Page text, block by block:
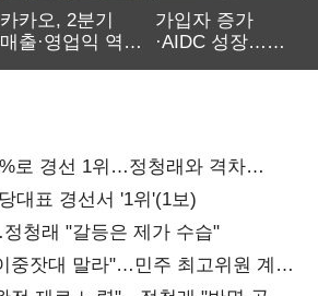
카카오, 2분기
매출·영업익 역대
가입자 증가
·AIDC 성장…
로 경선 1위…정청래와 격차
대표 경선서 '1위'(1보)
청래 "갈등은 제가 수습"
중잣대 말라"…민주 최고위원 계파